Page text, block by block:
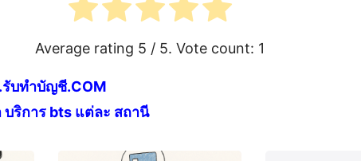
Average rating 5 / 5. Vote count: 1
รับทำบัญชี.COM
บริการ bts แต่ละ สถานี